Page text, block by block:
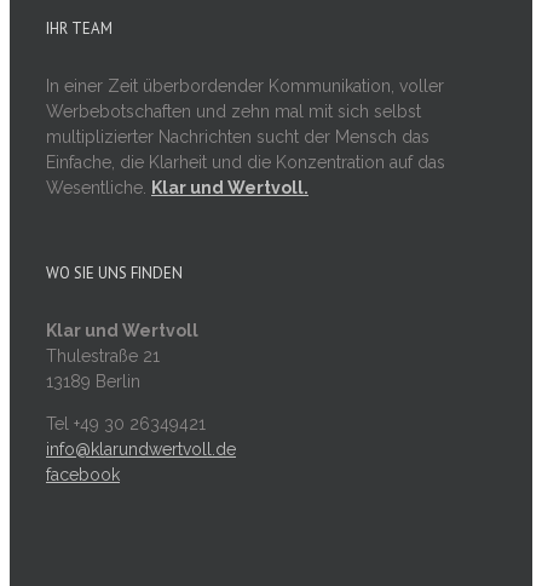
IHR TEAM
In einer Zeit überbordender Kommunikation, voller
Werbebotschaften und zehn mal mit sich selbst
multiplizierter Nachrichten sucht der Mensch das
Einfache, die Klarheit und die Konzentration auf das
Wesentliche. Klar und Wertvoll.
WO SIE UNS FINDEN
Klar und Wertvoll
Thulestraße 21
13189 Berlin
Tel +49 30 26349421
info@klarundwertvoll.de
facebook